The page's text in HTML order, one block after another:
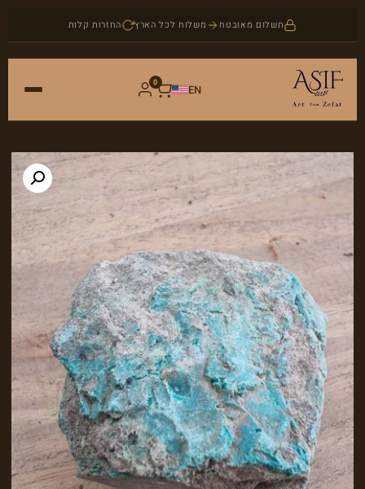
תשלום מאובטח משלוח לכל הארץ החזרות קלות
EN
0
חנות
אמנות
יודאיקה
תכשיטים
אבני חן
אודות
בלוג
צור קשר